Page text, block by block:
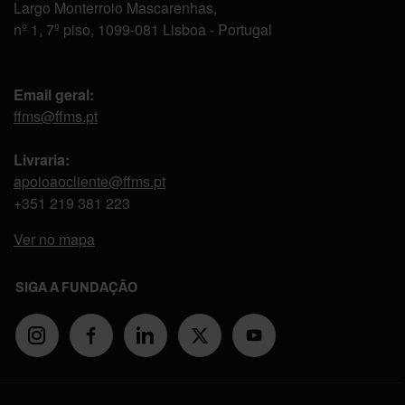
Largo Monterroio Mascarenhas,
nº 1, 7º piso, 1099-081 Lisboa - Portugal
Email geral:
ffms@ffms.pt
Livraria:
apoioaocliente@ffms.pt
+351 219 381 223
Ver no mapa
SIGA A FUNDAÇÃO